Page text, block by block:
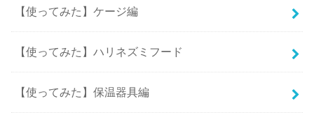
【使ってみた】ケージ編
【使ってみた】ハリネズミフード
【使ってみた】保温器具編